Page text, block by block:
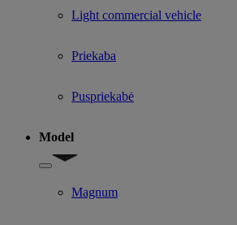
Light commercial vehicle
Priekaba
Puspriekabė
Model
Show submenu for Model
Magnum